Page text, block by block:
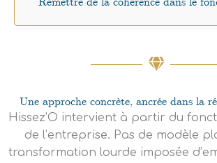
Une approche concrète, ancrée dans la
Hissez’O intervient à partir du
de l’entreprise. Pas de modèle
transformation lourde imposée